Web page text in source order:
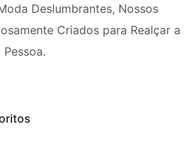
Deslumbrantes, Nossos
Criados para Realçar a